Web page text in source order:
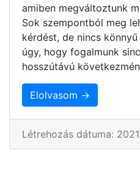
amiben megváltoztunk
Sok szempontból meg
kérdést, de nincs
úgy, hogy fogalmunk
hosszútávú
Elolvasom →
Létrehozás dátuma: